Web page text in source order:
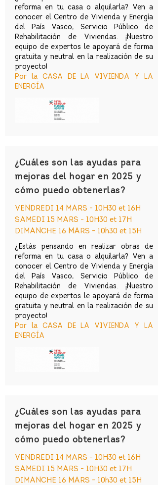
reforma en tu casa o alquilarla? Ven a
conocer el Centro de Vivienda y Energía
del País Vasco, Servicio Público de
Rehabilitación de Viviendas. ¡Nuestro
equipo de expertos le apoyará de forma
gratuita y neutral en la realización de su
proyecto!
Por la CASA DE LA VIVIENDA Y LA
ENERGÍA
¿Cuáles son las ayudas para
mejoras del hogar en 2025 y
cómo puedo obtenerlas?
VENDREDI 14 MARS - 10H30 et 16H
SAMEDI 15 MARS - 10H30 et 17H
DIMANCHE 16 MARS - 10h30 et 15H
¿Estás pensando en realizar obras de
reforma en tu casa o alquilarla? Ven a
conocer el Centro de Vivienda y Energía
del País Vasco, Servicio Público de
Rehabilitación de Viviendas. ¡Nuestro
equipo de expertos le apoyará de forma
gratuita y neutral en la realización de su
proyecto!
Por la CASA DE LA VIVIENDA Y LA
ENERGÍA
¿Cuáles son las ayudas para
mejoras del hogar en 2025 y
cómo puedo obtenerlas?
VENDREDI 14 MARS - 10H30 et 16H
SAMEDI 15 MARS - 10H30 et 17H
DIMANCHE 16 MARS - 10h30 et 15H